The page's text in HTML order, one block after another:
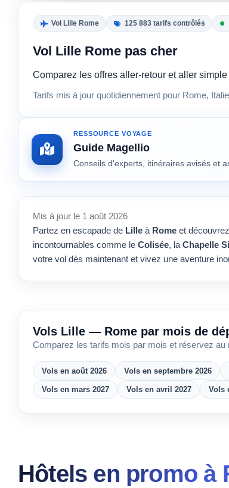
Vol Lille Rome 125 883 tarifs contrôlés
Vol Lille Rome pas cher
Comparez les offres aller-retour et aller
Tarifs mis à jour quotidiennement pour Rome,
RESSOURCE VOYAGE
Guide Magellio
Conseils d'experts, itinéraires avisés et
Mis à jour le 1 août 2026
Partez en escapade de Lille à Rome et
incontournables comme le Colisée, la Chapelle
votre vol dès maintenant et vivez une aventure
Vols Lille — Rome par mois de
Comparez les tarifs mois par mois et réservez au
Vols en août 2026 Vols en septembre 2026
Vols en mars 2027 Vols en avril 2027 Vols
Hôtels en promo à